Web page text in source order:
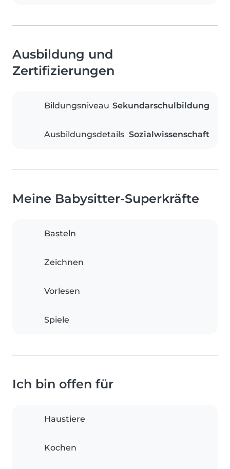
Ausbildung und
Zertifizierungen
Bildungsniveau Sekundarschulbildung
Ausbildungsdetails Sozialwissenschaft
Meine Babysitter-Superkräfte
Basteln
Zeichnen
Vorlesen
Spiele
Ich bin offen für
Haustiere
Kochen